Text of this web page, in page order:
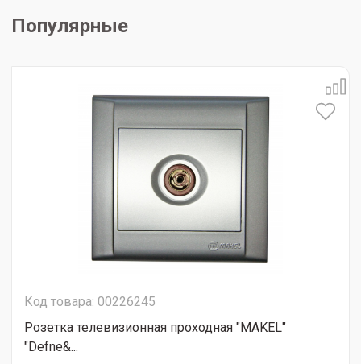
Популярные
Код товара: 00226245
Розетка телевизионная проходная "MAKEL"
"Defne&...